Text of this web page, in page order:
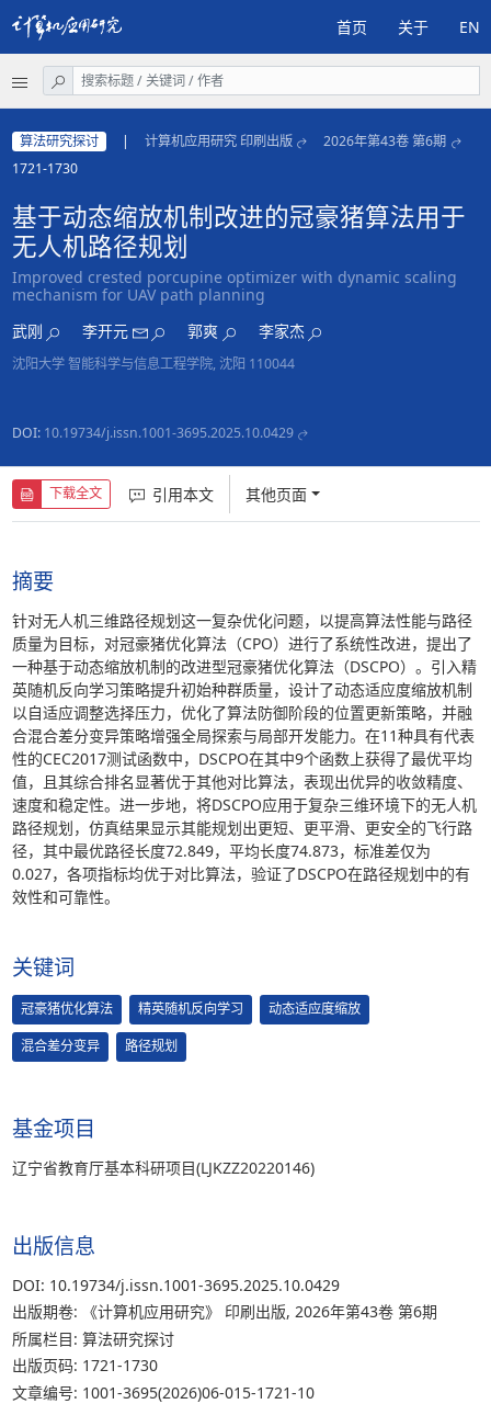
首页 关于 EN
算法研究探讨 | 计算机应用研究 印刷出版
2026年第43卷 第6期
1721-1730
基于动态缩放机制改进的冠豪猪算法用于
无人机路径规划
Improved crested porcupine optimizer with dynamic scaling
mechanism for UAV path planning
武刚
李开元 郭爽 李家杰
沈阳大学 智能科学与信息工程学院, 沈阳 110044
DOI: 10.19734/j.issn.1001-3695.2025.10.0429
下载全文 引用本文 其他页面
摘要
针对无人机三维路径规划这一复杂优化问题，以提高算法性能与路径
质量为目标，对冠豪猪优化算法（CPO）进行了系统性改进，提出了
一种基于动态缩放机制的改进型冠豪猪优化算法（DSCPO）。引入精
英随机反向学习策略提升初始种群质量，设计了动态适应度缩放机制
以自适应调整选择压力，优化了算法防御阶段的位置更新策略，并融
合混合差分变异策略增强全局探索与局部开发能力。在11种具有代表
性的CEC2017测试函数中，DSCPO在其中9个函数上获得了最优平均
值，且其综合排名显著优于其他对比算法，表现出优异的收敛精度、
速度和稳定性。进一步地，将DSCPO应用于复杂三维环境下的无人机
路径规划，仿真结果显示其能规划出更短、更平滑、更安全的飞行路
径，其中最优路径长度72.849，平均长度74.873，标准差仅为
0.027，各项指标均优于对比算法，验证了DSCPO在路径规划中的有
效性和可靠性。
关键词
冠豪猪优化算法 精英随机反向学习
动态适应度缩放
混合差分变异
路径规划
基金项目
辽宁省教育厅基本科研项目(LJKZZ20220146)
出版信息
DOI: 10.19734/j.issn.1001-3695.2025.10.0429
出版期卷: 《计算机应用研究》 印刷出版, 2026年第43卷 第6期
所属栏目: 算法研究探讨
出版页码: 1721-1730
文章编号: 1001-3695(2026)06-015-1721-10